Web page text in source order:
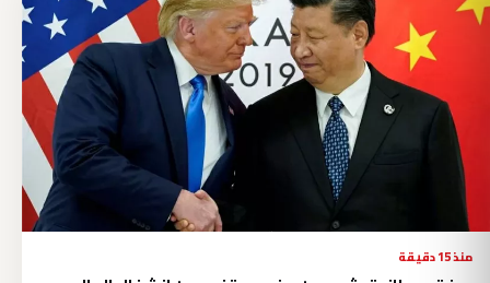
منذ 15 دقيقة